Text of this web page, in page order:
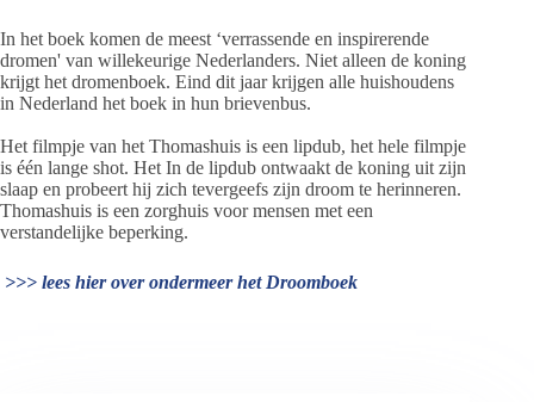
In het boek komen de meest ‘verrassende en inspirerende
dromen' van willekeurige Nederlanders. Niet alleen de koning
krijgt het dromenboek. Eind dit jaar krijgen alle huishoudens
in Nederland het boek in hun brievenbus.
Het filmpje van het Thomashuis is een lipdub, het hele filmpje
is één lange shot. Het In de lipdub ontwaakt de koning uit zijn
slaap en probeert hij zich tevergeefs zijn droom te herinneren.
Thomashuis is een zorghuis voor mensen met een
verstandelijke beperking.
>>> lees hier over ondermeer het Droomboek